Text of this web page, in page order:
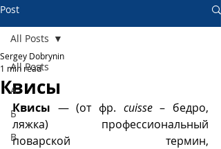
Post
All Posts
А
Б
В
All Posts
Квисы
Sergey Dobrynin
1 min read
Квисы — (от фр. cuisse – бедро,
ляжка) профессиональный
поварской термин,